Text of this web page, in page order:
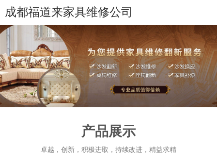
成都福道来家具维修公司
产品展示
卓越，创新，积极进取，持续改进，精益求精